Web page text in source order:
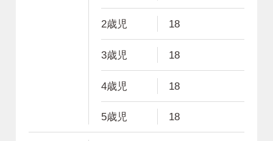
2歳児 18
3歳児 18
4歳児 18
5歳児 18